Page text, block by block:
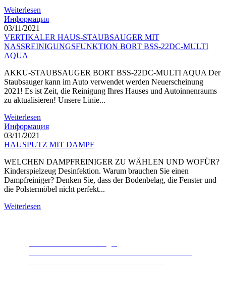
Weiterlesen
Информация
03/11/2021
VERTIKALER HAUS-STAUBSAUGER MIT
NASSREINIGUNGSFUNKTION BORT BSS-22DC-MULTI
AQUA
AKKU-STAUBSAUGER BORT BSS-22DC-MULTI AQUA Der
Staubsauger kann im Auto verwendet werden Neuerscheinung
2021! Es ist Zeit, die Reinigung Ihres Hauses und Autoinnenraums
zu aktualisieren! Unsere Linie...
Weiterlesen
Информация
03/11/2021
HAUSPUTZ MIT DAMPF
WELCHEN DAMPFREINIGER ZU WÄHLEN UND WOFÜR?
Kinderspielzeug Desinfektion. Warum brauchen Sie einen
Dampfreiniger? Denken Sie, dass der Bodenbelag, die Fenster und
die Polstermöbel nicht perfekt...
Weiterlesen